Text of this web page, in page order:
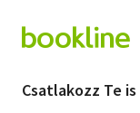
Csatlakozz Te